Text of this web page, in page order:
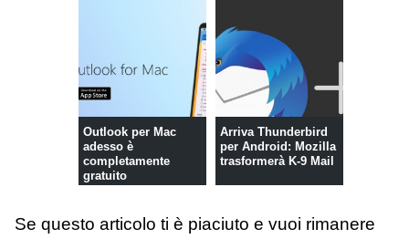
Outlook per Mac
adesso è
completamente
gratuito
Arriva Thunderbird
per Android: Mozilla
trasformerà K-9 Mail
Se questo articolo ti è piaciuto e vuoi rimanere